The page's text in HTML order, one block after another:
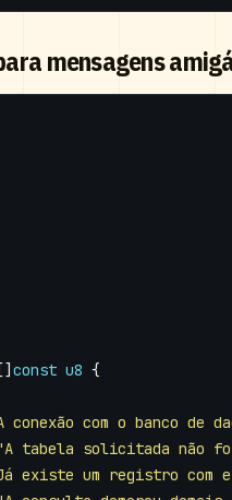
mensagens
[] const u8 {
conexão com o banco de
tabela solicitada não
existe um registro com